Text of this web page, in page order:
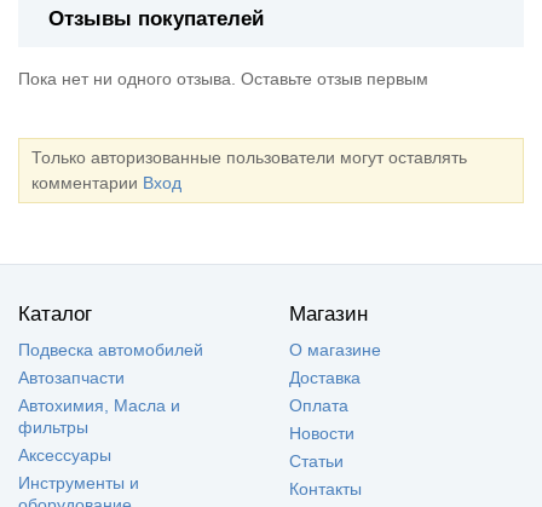
Отзывы покупателей
Пока нет ни одного отзыва. Оставьте отзыв первым
Только авторизованные пользователи могут оставлять
комментарии Вход
Каталог
Подвеска автомобилей
Автозапчасти
Автохимия, Масла и
фильтры
Аксессуары
Инструменты и
Магазин
О магазине
Доставка
Оплата
Новости
Статьи
Контакты